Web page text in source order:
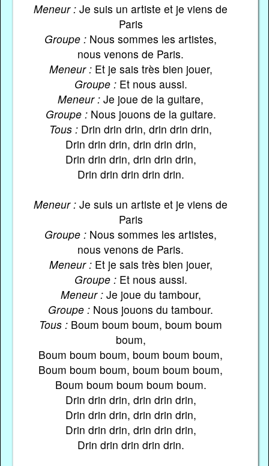
Meneur : Je suis un artiste et je viens de
Paris
Groupe : Nous sommes les artistes,
nous venons de Paris.
Meneur :Et je sais très bien jouer,
Groupe :Et nous aussi.
Meneur : Je joue de la guitare,
Groupe :Nous jouons de la guitare.
Tous : Drin drin drin, drin drin drin,
Drin drin drin, drin drin drin,
Drin drin drin, drin drin drin,
Drin drin drin drin drin.
Meneur : Je suis un artiste et je viens de
Paris
Groupe : Nous sommes les artistes,
nous venons de Paris.
Meneur :Et je sais très bien jouer,
Groupe :Et nous aussi.
Meneur :Je joue du tambour,
Groupe : Nous jouons du tambour.
Tous : Boum boum boum, boum boum
boum,
Boum boum boum, boum boum boum,
Boum boum boum, boum boum boum,
Boum boum boum boum boum.
Drin drin drin, drin drin drin,
Drin drin drin, drin drin drin,
Drin drin drin, drin drin drin,
Drin drin drin drin drin.